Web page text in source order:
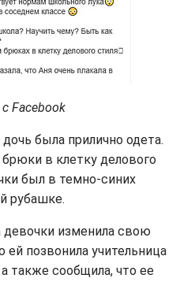
Facebook
была прилично одета.
в клетку делового
был в темно-синих
рубашке.
изменила свою
ей позвонила учительница
также сообщила, что ее